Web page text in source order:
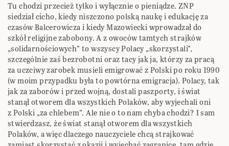
Tu chodzi przecież tylko i wyłącznie o pieniądze. ZNP
siedział cicho, kiedy niszczono polską naukę i ‎edukację za
czasów Balcerowicza i kiedy Mazowiecki wprowadzał do
szkół religijne zabobony. ‎A z owoców tamtych strajków
„solidarnościowych” to wszyscy Polacy „skorzystali”,
‎szczególnie zaś bezrobotni oraz tacy jak ja, którzy za pracą
za uczciwy zarobek musieli ‎emigrować z Polski po roku 1990
(w moim przypadku była to powtórna emigracja). Polacy, tak
‎jak za zaborów i przed wojną, dostali paszporty, i świat
stanął otworem dla wszystkich Polaków, ‎aby wyjechali oni
z Polski „za chlebem”. Ale nie o to nam chyba chodzi? I sam
stwierdzasz, że ‎świat stanął otworem dla wszystkich
Polaków, a więc dlaczego nauczyciele chcą strajkować